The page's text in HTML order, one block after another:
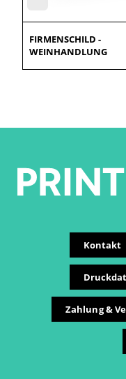
FIRMENSCHILD -
WEINHANDLUNG
Kontakt
Zahlung &